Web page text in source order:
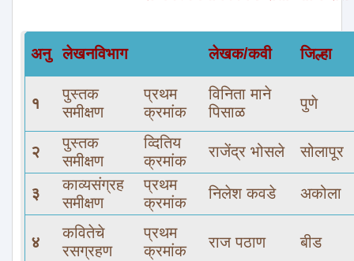
अनु लेखनविभाग लेखक/कवी जिल्हा
१
पुस्तक
समीक्षण
प्रथम
क्रमांक
विनिता माने
पिसाळ
पुणे
२
पुस्तक
समीक्षण
व्दितिय
क्रमांक
राजेंद्र भोसले सोलापूर
३
काव्यसंग्रह
समीक्षण
प्रथम
क्रमांक
निलेश कवडे अकोला
४
कवितेचे
रसग्रहण
प्रथम
क्रमांक
राज पठाण बीड